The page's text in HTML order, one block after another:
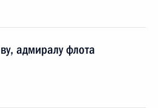
адмиралу флота